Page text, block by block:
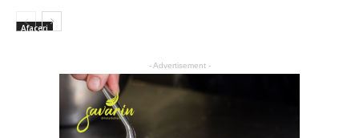
Afaceri
- Advertisement -